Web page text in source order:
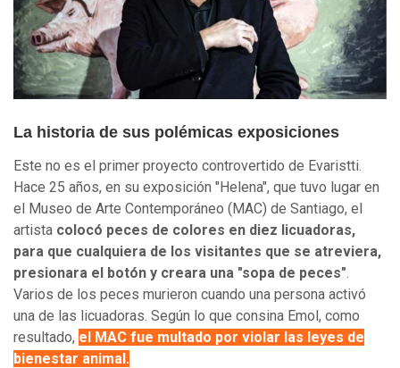
La historia de sus polémicas exposiciones
Este no es el primer proyecto controvertido de Evaristti.
Hace 25 años, en su exposición "Helena", que tuvo lugar en
el Museo de Arte Contemporáneo (MAC) de Santiago, el
artista colocó peces de colores en diez licuadoras,
para que cualquiera de los visitantes que se atreviera,
presionara el botón y creara una "sopa de peces".
Varios de los peces murieron cuando una persona activó
una de las licuadoras. Según lo que consina Emol, como
resultado, el MAC fue multado por violar las leyes de
bienestar animal.